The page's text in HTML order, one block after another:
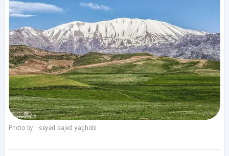
Photo by : seyed sajed yaghobi